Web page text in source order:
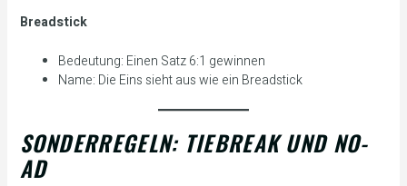
Breadstick
Bedeutung: Einen Satz 6:1 gewinnen
Name: Die Eins sieht aus wie ein Breadstick
SONDERREGELN: TIEBREAK UND NO-
AD